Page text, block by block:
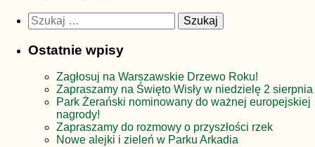
Szukaj:
Ostatnie wpisy
Zagłosuj na Warszawskie Drzewo Roku!
Zapraszamy na Święto Wisły w niedzielę 2 sierpnia
Park Żerański nominowany do ważnej europejskiej
nagrody!
Zapraszamy do rozmowy o przyszłości rzek
Nowe alejki i zieleń w Parku Arkadia